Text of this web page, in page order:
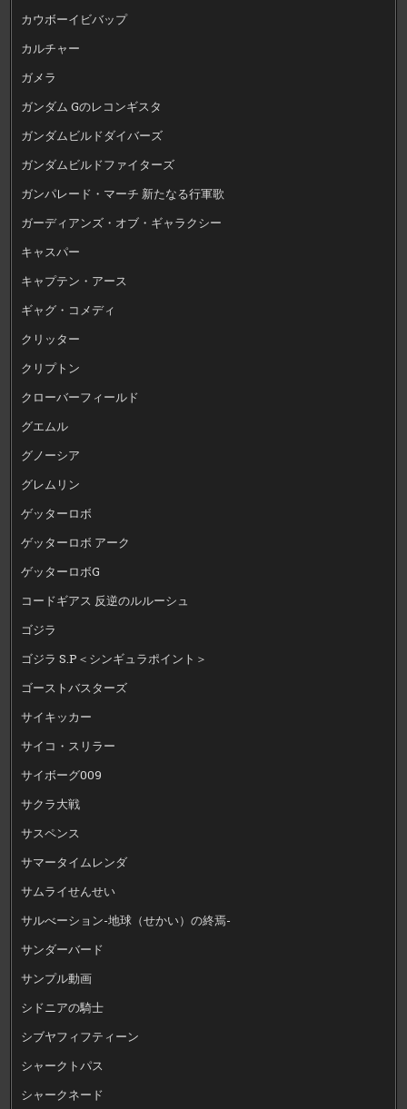
カウボーイビバップ
カルチャー
ガメラ
ガンダム Gのレコンギスタ
ガンダムビルドダイバーズ
ガンダムビルドファイターズ
ガンパレード・マーチ 新たなる行軍歌
ガーディアンズ・オブ・ギャラクシー
キャスパー
キャプテン・アース
ギャグ・コメディ
クリッター
クリプトン
クローバーフィールド
グエムル
グノーシア
グレムリン
ゲッターロボ
ゲッターロボ アーク
ゲッターロボG
コードギアス 反逆のルルーシュ
ゴジラ
ゴジラ S.P＜シンギュラポイント＞
ゴーストバスターズ
サイキッカー
サイコ・スリラー
サイボーグ009
サクラ大戦
サスペンス
サマータイムレンダ
サムライせんせい
サルべーション-地球（せかい）の終焉-
サンダーバード
サンプル動画
シドニアの騎士
シブヤフィフティーン
シャークトパス
シャークネード